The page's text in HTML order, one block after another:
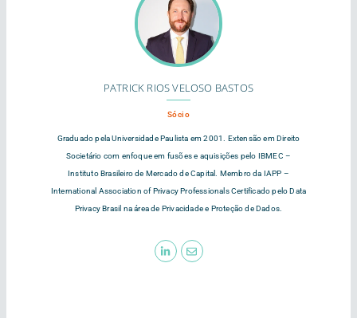
PATRICK RIOS VELOSO BASTOS
Sócio
Graduado pela Universidade Paulista em 2001. Extensão em Direito
Societário com enfoque em fusões e aquisições pelo IBMEC –
Instituto Brasileiro de Mercado de Capital. Membro da IAPP –
International Association of Privacy Professionals Certificado pelo Data
Privacy Brasil na área de Privacidade e Proteção de Dados.